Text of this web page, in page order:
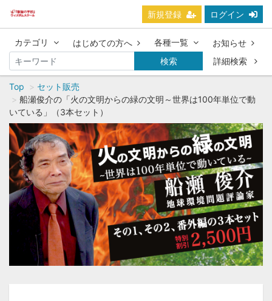
新規登録 ログイン
カテゴリ はじめての方へ 各種一覧
お知らせ
検索
詳細検索
Top
セット販売
船瀬俊介の「火の文明からの緑の文明～世界は100年単位で動
いている」（3本セット）